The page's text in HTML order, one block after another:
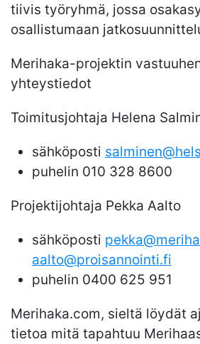
tiivis työryhmä, jossa
osallistumaan
Merihaka-projektin
yhteystiedot
Toimitusjohtaja Helena
sähköposti
puhelin 010 328 8600
Projektijohtaja Pekka Aalto
sähköposti
aalto@proisannointi.fi
puhelin 0400 625 951
Merihaka.com, sieltä löydät
tietoa mitä tapahtuu